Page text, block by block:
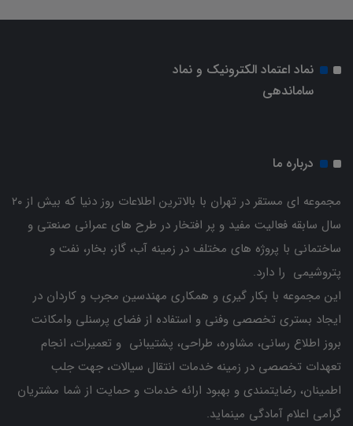
نماد اعتماد الکترونیک و نماد
ساماندهی
درباره ما
مجموعه ای مستقر در تهران با بالاترین اطلاعات روز دنیا که بیش از ۲۰
سال سابقه فعالیت مفید و پر افتخار در طرح های عمرانی صنعتی و
ساختمانی با پروژه های مختلف در زمینه آب، گاز، بخار، نفت و
پتروشیمی را دارد.
این مجموعه با بکار گیری و همکاری مهندسین مجرب و کاردان ‌در
ایجاد بستری تخصصی وفنی و استفاده از فضای پرسنلی وامکانت
بروز اطلاع رسانی، مشاوره، طراحی، پشتیبانی و تعمیرات، انجام
تعهدات تخصصی در زمینه خدمات انتقال سیالات، جهت جلب
اطمینان، رضایتمندی و بهبود ارائه خدمات و حمایت از شما مشتریان
گرامی اعلام آمادگی مینماید.